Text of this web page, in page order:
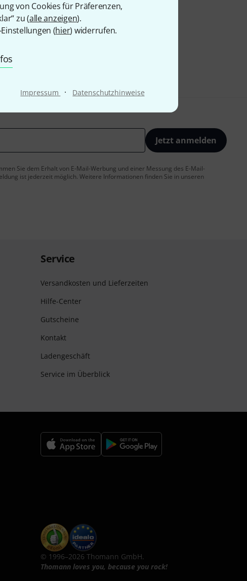
von Cookies für Präferenzen,
zu (alle anzeigen).
(hier) widerrufen.
Impressum · Datenschutzhinweise
Jetzt anmelden
Sie dem Erhalt von E-Mail-Werbung und einer Messung des E-Mail-
ist jederzeit möglich. Weitere Informationen finden Sie in unseren
Service
Versandkosten und Lieferzeiten
Hilfe-Center
Gutscheine
Kontakt
Ladengeschäft
Service im Überblick
© 1996–2026 Thomann GmbH.
Thomann loves you, because you rock!